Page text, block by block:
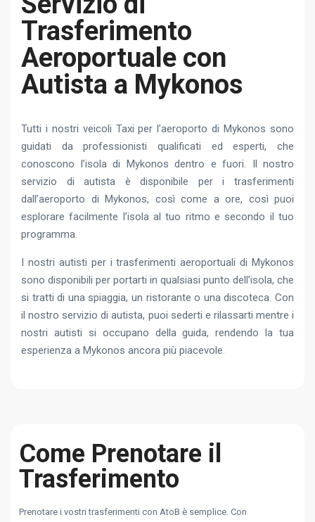
Trasferimento
Aeroportuale con
Autista a Mykonos
Tutti i nostri veicoli Taxi per l’aeroporto di Mykonos sono
guidati da professionisti qualificati ed esperti, che
conoscono l’isola di Mykonos dentro e fuori. Il nostro
servizio di autista è disponibile per i trasferimenti
dall’aeroporto di Mykonos, così come a ore, così puoi
esplorare facilmente l’isola al tuo ritmo e secondo il tuo
programma.
I nostri autisti per i trasferimenti aeroportuali di Mykonos
sono disponibili per portarti in qualsiasi punto dell’isola, che
si tratti di una spiaggia, un ristorante o una discoteca. Con
il nostro servizio di autista, puoi sederti e rilassarti mentre i
nostri autisti si occupano della guida, rendendo la tua
esperienza a Mykonos ancora più piacevole.
Come Prenotare il
Trasferimento
Prenotare i vostri trasferimenti con AtoB è semplice. Con